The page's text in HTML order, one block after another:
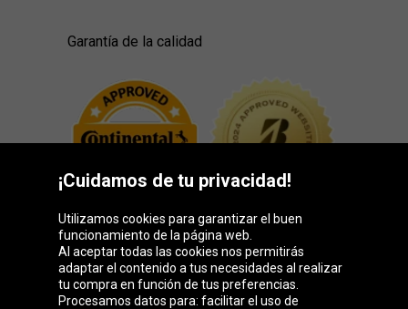
Garantía de la calidad
Grupo Oponeo
¡Cuidamos de tu privacidad!
Utilizamos cookies para garantizar el buen
funcionamiento de la página web.
Al aceptar todas las cookies nos permitirás
adaptar el contenido a tus necesidades al realizar
tu compra en función de tus preferencias.
Procesamos datos para: facilitar el uso de